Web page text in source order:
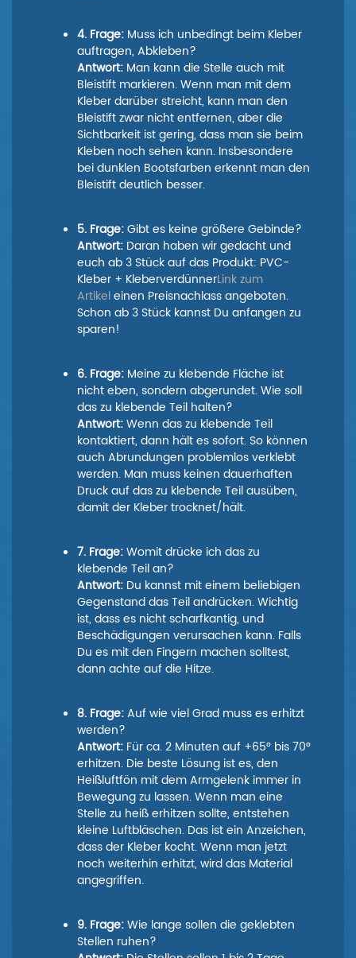
4. Frage: Muss ich unbedingt beim Kleber
auftragen, Abkleben?
Antwort: Man kann die Stelle auch mit
Bleistift markieren. Wenn man mit dem
Kleber darüber streicht, kann man den
Bleistift zwar nicht entfernen, aber die
Sichtbarkeit ist gering, dass man sie beim
Kleben noch sehen kann. Insbesondere
bei dunklen Bootsfarben erkennt man den
Bleistift deutlich besser.
5. Frage:Gibt es keine größere Gebinde?
Antwort: Daran haben wir gedacht und
euch ab 3 Stück auf das Produkt: PVC-
Kleber + KleberverdünnerLink zum
Artikeleinen Preisnachlass angeboten.
Schon ab 3 Stück kannst Du anfangen zu
sparen!
6. Frage: Meine zu klebende Fläche ist
nicht eben, sondern abgerundet. Wie soll
das zu klebende Teil halten?
Antwort:Wenn das zu klebende Teil
kontaktiert, dann hält es sofort. So können
auch Abrundungen problemlos verklebt
werden. Man muss keinen dauerhaften
Druck auf das zu klebende Teil ausüben,
damit der Kleber trocknet/hält.
7. Frage:Womit drücke ich das zu
klebende Teil an?
Antwort: Du kannst mit einem beliebigen
Gegenstand das Teil andrücken. Wichtig
ist, dass es nicht scharfkantig, und
Beschädigungen verursachen kann. Falls
Du es mit den Fingern machen solltest,
dann achte auf die Hitze.
8. Frage:Auf wie viel Grad muss es erhitzt
werden?
Antwort: Für ca. 2 Minuten auf +65° bis 70°
erhitzen. Die beste Lösung ist es, den
Heißluftfön mit dem Armgelenk immer in
Bewegung zu lassen. Wenn man eine
Stelle zu heiß erhitzen sollte, entstehen
kleine Luftbläschen. Das ist ein Anzeichen,
dass der Kleber kocht. Wenn man jetzt
noch weiterhin erhitzt, wird das Material
angegriffen.
9. Frage:Wie lange sollen die geklebten
Stellen ruhen?